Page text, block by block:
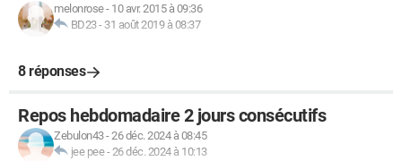
melonrose- 10 avr. 2015 à 09:36
BD23- 31 août 2019 à 08:37
8 réponses
Repos hebdomadaire 2 jours consécutifs
Zebulon43-26 déc. 2024 à 08:45
jee pee-26 déc. 2024 à 10:13